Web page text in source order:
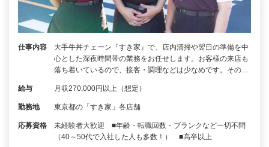
仕事内容
大手牛丼チェーン『すき家』で、店内清掃や翌日の準備を中
心とした深夜時間帯の業務をお任せします。お客様の来店も
落ち着いているので、接客・調理などは少なめです。その…
給与 月収270,000円以上（想定）
勤務地 東京都の「すき家」各店舗
応募資格
未経験者大歓迎 ■年齢・転職回数・ブランクなど一切不問
（40～50代で入社した人も多数！） ■高卒以上